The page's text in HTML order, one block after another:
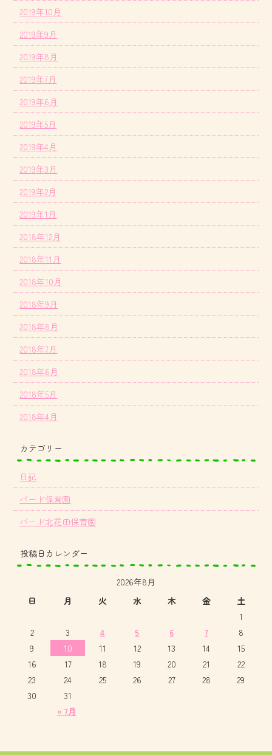
2019年10月
2019年9月
2019年8月
2019年7月
2019年6月
2019年5月
2019年4月
2019年3月
2019年2月
2019年1月
2018年12月
2018年11月
2018年10月
2018年9月
2018年8月
2018年7月
2018年6月
2018年5月
2018年4月
カテゴリー
日記
バード保育園
バード北花田保育園
投稿日カレンダー
2026年8月
日
月 火 水 木 金 土
« 7月
1
2
3 4 5 6 7
8
9
10 11 12 13 14
15
16
17 18 19 20 21
22
23
24 25 26 27 28
29
30
31